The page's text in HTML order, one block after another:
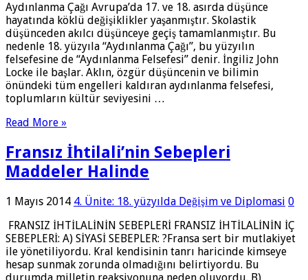
Aydınlanma Çağı Avrupa’da 17. ve 18. asırda düşünce
hayatında köklü değişiklikler yaşanmıştır. Skolastik
düşünceden akılcı düşünceye geçiş tamamlanmıştır. Bu
nedenle 18. yüzyıla “Aydınlanma Çağı”, bu yüzyılın
felsefesine de “Aydınlanma Felsefesi” denir. İngiliz John
Locke ile başlar. Aklın, özgür düşüncenin ve bilimin
önündeki tüm engelleri kaldıran aydınlanma felsefesi,
toplumların kültür seviyesini …
Read More »
Fransız İhtilali’nin Sebepleri
Maddeler Halinde
1 Mayıs 2014 4. Ünite: 18. yüzyılda Değişim ve Diplomasi 0
FRANSIZ İHTİLALİNİN SEBEPLERİ FRANSIZ İHTİLALİNİN İÇ
SEBEPLERİ: A) SİYASİ SEBEPLER: ?Fransa sert bir mutlakiyet
ile yönetiliyordu. Kral kendisinin tanrı haricinde kimseye
hesap sunmak zorunda olmadığını belirtiyordu. Bu